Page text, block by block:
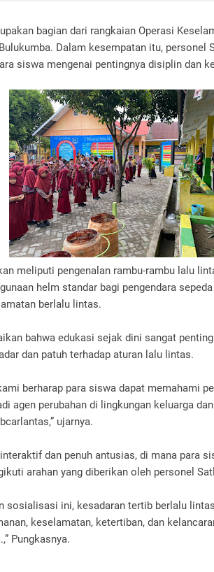
bagian dari rangkaian Operasi
Dalam kesempatan itu, personel
siswa mengenai pentingnya disiplin dan
meliputi pengenalan rambu-rambu lalu
helm standar bagi pengendara
berlalu lintas.
bahwa edukasi sejak dini sangat
dan patuh terhadap aturan lalu lintas.
berharap para siswa dapat memahami
agen perubahan di lingkungan keluarga
ujarnya.
dan penuh antusias, di mana para
arahan yang diberikan oleh personel
sosialisasi ini, kesadaran tertib berlalu
keselamatan, ketertiban, dan
Pungkasnya.